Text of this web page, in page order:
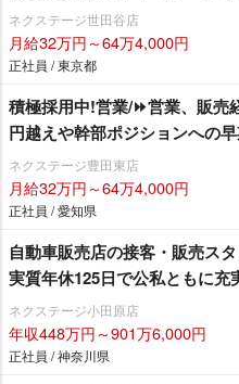
ネクステージ世田谷店
月給32万円～64万4,000円
正社員 / 東京都
積極採用中!営業/⏩️営業、販売
円越えや幹部ポジションへの
ネクステージ豊田東店
月給32万円～64万4,000円
正社員 / 愛知県
自動車販売店の接客・販売ス
実質年休125日で公私ともに充
ネクステージ小田原店
年収448万円～901万6,000円
正社員 / 神奈川県